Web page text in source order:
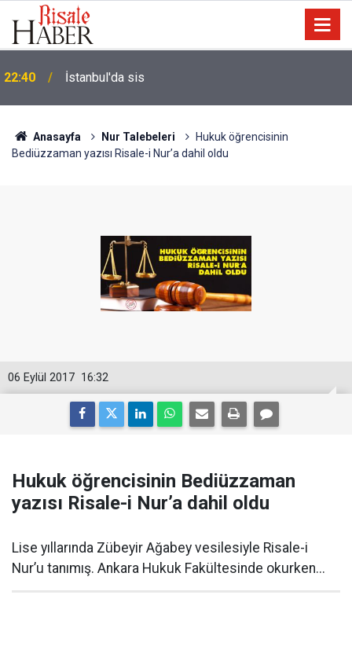
21:18
Biyoloji profesörünün parmağının ucunda niçin göz
yok?
Anasayfa Nur Talebeleri
Hukuk öğrencisinin
Bediüzzaman yazısı Risale-i Nur’a dahil oldu
16:32
06 Eylül 2017
Hukuk öğrencisinin Bediüzzaman
yazısı Risale-i Nur’a dahil oldu
Lise yıllarında Zübeyir Ağabey vesilesiyle Risale-i
Nur’u tanımış. Ankara Hukuk Fakültesinde okurken...